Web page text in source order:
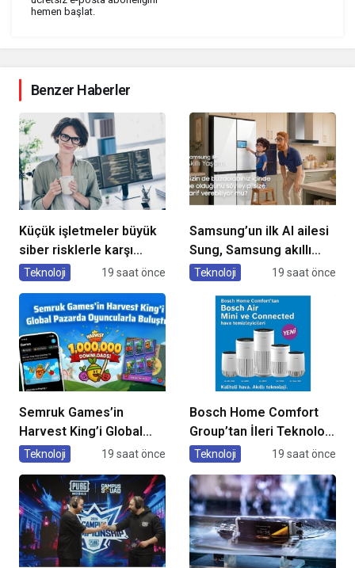
hemen başlat.
Benzer Haberler
Küçük işletmeler büyük
siber risklerle karşı
karşıya
Teknoloji 19 saat önce
Samsung’un ilk AI ailesi
Sung, Samsung akıllı
yaşam deneyimini
Teknoloji 19 saat önce
Semruk Games’in
Harvest King’i Global
Pazarda Oyuncularla
Teknoloji 19 saat önce
Bosch Home Comfort
Group’tan İleri Teknoloji
Hava Temizleme
Teknoloji 19 saat önce